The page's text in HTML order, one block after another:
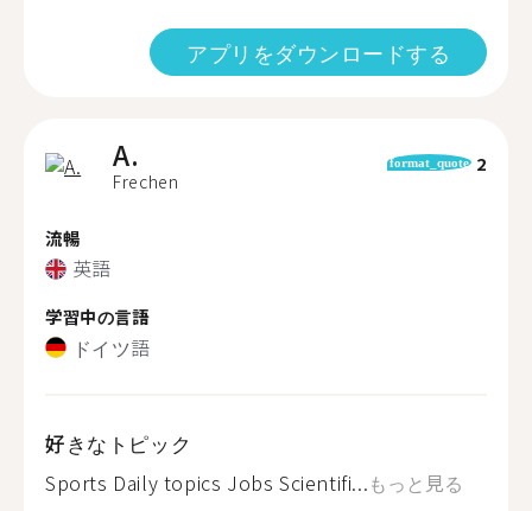
アプリをダウンロードする
A.
Frechen
format_quote 2
流暢
英語
学習中の言語
ドイツ語
好きなトピック
Sports Daily topics Jobs Scientifi...もっと見る